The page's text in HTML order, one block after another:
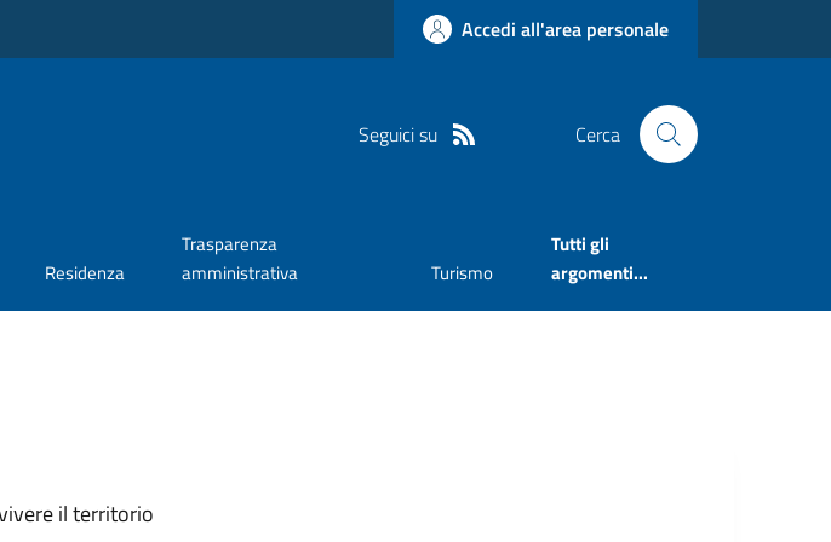
Accedi all'area personale
Seguici su Cerca
Residenza
Trasparenza
amministrativa
Turismo
Tutti gli
argomenti...
il territorio